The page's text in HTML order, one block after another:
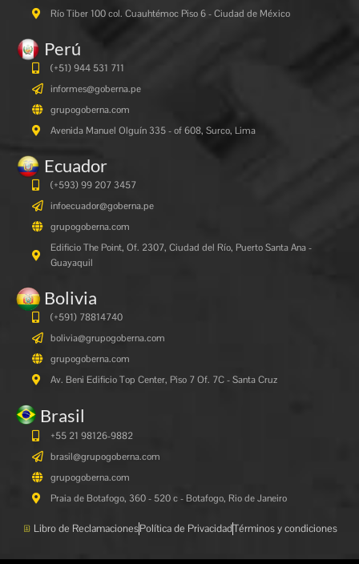
Río Tiber 100 col. Cuauhtémoc Piso 6 - Ciudad de México
Perú
(+51) 944 531 711
informes@goberna.pe
grupogoberna.com
Avenida Manuel Olguín 335 - of 608, Surco, Lima
Ecuador
(+593) 99 207 3457
infoecuador@goberna.pe
grupogoberna.com
Edificio The Point, Of. 2307, Ciudad del Río, Puerto Santa Ana -
Guayaquil
Bolivia
(+591) 78814740
bolivia@grupogoberna.com
grupogoberna.com
Av. Beni Edificio Top Center, Piso 7 Of. 7C - Santa Cruz
Brasil
+55 21 98126-9882
brasil@grupogoberna.com
grupogoberna.com
Praia de Botafogo, 360 - 520 c - Botafogo, Rio de Janeiro
Libro de ReclamacionesPolítica de PrivacidadTérminos y condiciones